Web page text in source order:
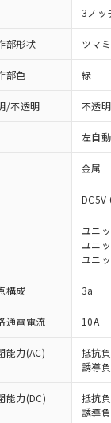
3ノッ
部形状 ツマ
部色 緑
/不透明 不透明
左自動
金属
DC5V
ユニ
ユニ
ユニ
構成 3a
通電電流 10A
能力(AC)
抵抗
誘導
能力(DC)
抵抗
誘導
件
EU RoHS指令（10
た製品が提供可能
品に切り替える予